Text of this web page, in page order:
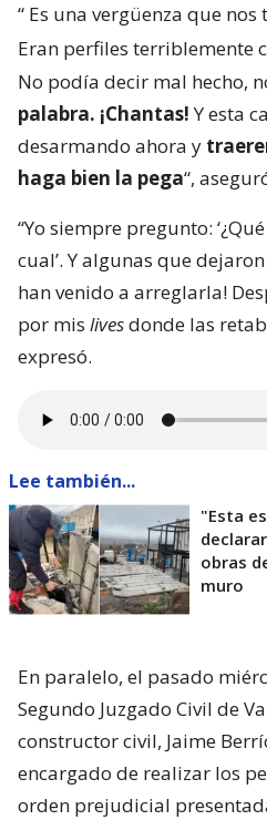
“ Es una vergüenza que nos
Eran perfiles terriblemente
No podía decir mal hecho,
palabra. ¡Chantas!Y esta
desarmando ahora y
haga bien la pega“,
“Yo siempre pregunto:
cual’. Y algunas que
han venido a arreglarla!
por mis livesdonde las
expresó.
Lee también...
"Esta
obras
muro
En paralelo, el pasado
Segundo Juzgado Civil de
constructor civil, Jaime
encargado de realizar los
orden prejudicial